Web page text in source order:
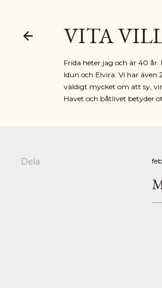
VITA
Frida heter jag och är 40
Idun och Elvira. Vi har
väldigt mycket om att sy,
Havet och båtlivet betyder
Dela